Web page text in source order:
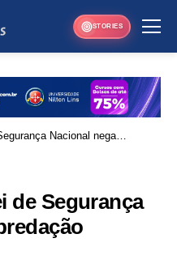
STORIES
Nacional nega
de Segurança